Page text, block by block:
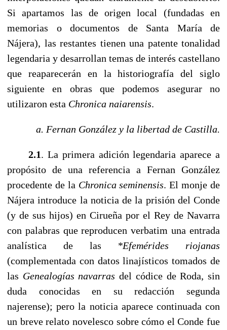
Si apartamos las de origen local (fundadas en
memorias o documentos de Santa María de
Nájera), las restantes tienen una patente tonalidad
legendaria y desarrollan temas de interés castellano
que reaparecerán en la historiografía del siglo
siguiente en obras que podemos asegurar no
utilizaron esta Chronica naiarensis.
a. Fernan González y la libertad de Castilla.
2.1. La primera adición legendaria aparece a
propósito de una referencia a Fernan González
procedente de la Chronica seminensis. El monje de
Nájera introduce la noticia de la prisión del Conde
(y de sus hijos) en Cirueña por el Rey de Navarra
con palabras que reproducen verbatim una entrada
analística de las *Efemérides riojanas
(complementada con datos linajísticos tomados de
las Genealogías navarras del códice de Roda, sin
duda conocidas en su redacción segunda
najerense); pero la noticia aparece continuada con
un breve relato novelesco sobre cómo el Conde fue